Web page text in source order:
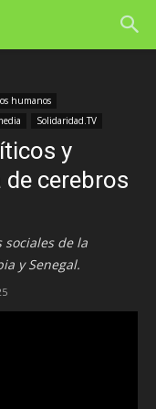
humanos
Solidaridad.TV
y
cerebros
sociales de la
y Senegal.